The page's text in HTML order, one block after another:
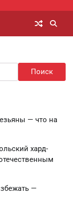
Поиск
— что на
хард-
—